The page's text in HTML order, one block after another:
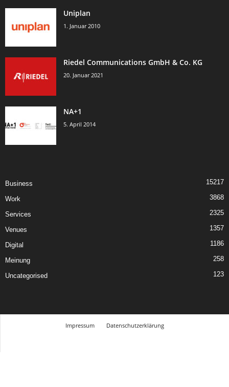
Uniplan
1. Januar 2010
Riedel Communications GmbH & Co. KG
20. Januar 2021
NA+1
5. April 2014
Business 15217
Work 3868
Services 2325
Venues 1357
Digital 1186
Meinung 258
Uncategorised 123
Impressum
Datenschutzerklärung